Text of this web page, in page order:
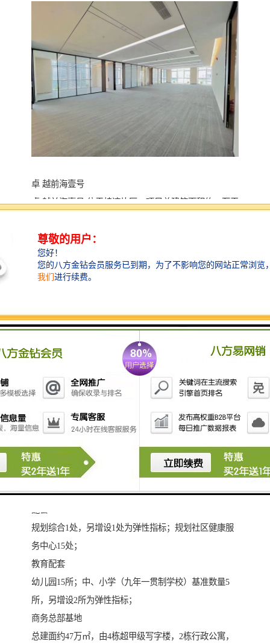
卓 越前海壹号
卓 越前海壹号 位于桂湾片区，项目总建筑面积约47万平
其中含4栋超甲写字楼，2栋国际行政公寓及Intown商业
旗舰店。一期为两栋180米超甲级写字楼，即将售罄；二
期约80-270㎡国际行政公寓，预计2015年11月入市。
道交通为主体、
各类交通方式协调发展的交通系统，规划各类轨道线路
12条，总长度约53公里，轨道网络密度3.5公里/平方公
里。港深西部快轨10分钟可到达深圳和中国香港两大国
际机场。前海规划完善的慢行系统，包括道系统和步行
系统。道总长共36.8公里。
商业配套
前海自贸区“超级商业中心”规划提出总建筑规模为80-
100万平米，优势在于国家批复实行“免税”政策，业态规
划建2大购物中心、2个主题商场、1个店。
规划综合1处，另增设1处为弹性指标；规划社区健康服
务中心15处；
教育配套
幼儿园15所；中、小学（九年一贯制学校）基准数量5
所，另增设2所为弹性指标；
商务总部基地
总建面约47万㎡，由4栋超甲级写字楼，2栋行政公寓，